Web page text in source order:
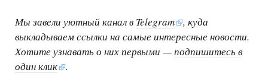
Мы завели уютный канал в Telegram
, куда
выкладываем ссылки на самые интересные новости.
Хотите узнавать о них первыми —подпишитесь в
один клик
.